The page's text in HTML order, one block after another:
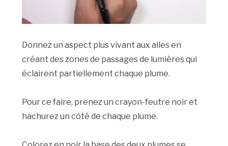
Donnez un aspect plus vivant aux ailes en
créant des zones de passages de lumières qui
éclairent partiellement chaque plume.
Pour ce faire, prenez un crayon-feutre noir et
hachurez un côté de chaque plume.